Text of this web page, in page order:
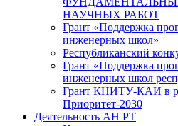
НАУЧНЫХ РАБОТ
Грант «Поддержка
инженерных школ»
Республиканский
Грант «Поддержка
инженерных школ
Грант КНИТУ-КАИ в
Приоритет-2030
Деятельность АН РТ